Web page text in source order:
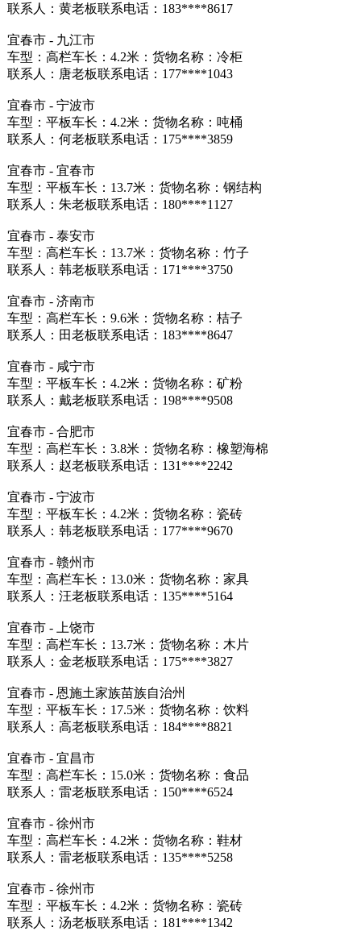
联系人：黄老板联系电话：183****8617
宜春市 - 九江市
车型：高栏车长：4.2米：货物名称：冷柜
联系人：唐老板联系电话：177****1043
宜春市 - 宁波市
车型：平板车长：4.2米：货物名称：吨桶
联系人：何老板联系电话：175****3859
宜春市 - 宜春市
车型：平板车长：13.7米：货物名称：钢结构
联系人：朱老板联系电话：180****1127
宜春市 - 泰安市
车型：高栏车长：13.7米：货物名称：竹子
联系人：韩老板联系电话：171****3750
宜春市 - 济南市
车型：高栏车长：9.6米：货物名称：桔子
联系人：田老板联系电话：183****8647
宜春市 - 咸宁市
车型：平板车长：4.2米：货物名称：矿粉
联系人：戴老板联系电话：198****9508
宜春市 - 合肥市
车型：高栏车长：3.8米：货物名称：橡塑海棉
联系人：赵老板联系电话：131****2242
宜春市 - 宁波市
车型：平板车长：4.2米：货物名称：瓷砖
联系人：韩老板联系电话：177****9670
宜春市 - 赣州市
车型：高栏车长：13.0米：货物名称：家具
联系人：汪老板联系电话：135****5164
宜春市 - 上饶市
车型：高栏车长：13.7米：货物名称：木片
联系人：金老板联系电话：175****3827
宜春市 - 恩施土家族苗族自治州
车型：平板车长：17.5米：货物名称：饮料
联系人：高老板联系电话：184****8821
宜春市 - 宜昌市
车型：高栏车长：15.0米：货物名称：食品
联系人：雷老板联系电话：150****6524
宜春市 - 徐州市
车型：高栏车长：4.2米：货物名称：鞋材
联系人：雷老板联系电话：135****5258
宜春市 - 徐州市
车型：平板车长：4.2米：货物名称：瓷砖
联系人：汤老板联系电话：181****1342